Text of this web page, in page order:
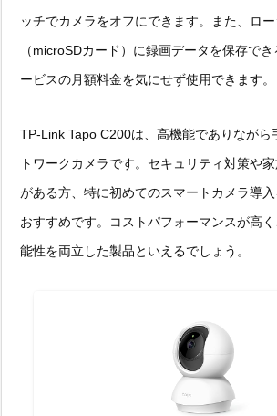
ッチでカメラをオフにできます。また、ロ
（microSDカード）に録画データを保存で
ービスの月額料金を気にせず使用できます。
TP-Link Tapo C200は、高機能でありながら
トワークカメラです。セキュリティ対策や
がある方、特に初めてのスマートカメラ導
おすすめです。コストパフォーマンスが高
能性を両立した製品といえるでしょう。